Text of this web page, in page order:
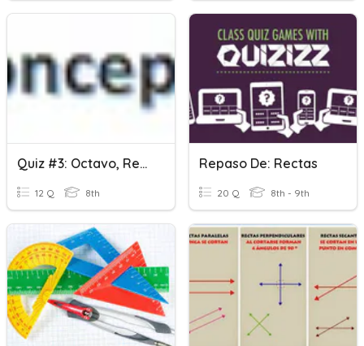
Quiz #3: Octavo, Rectas Y Conceptos
12 Q 8th
Repaso De: Rectas
20 Q 8th - 9th